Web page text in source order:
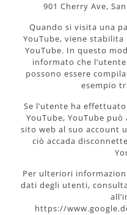
901 Cherry Ave,
Quando si visita una
YouTube, viene
YouTube. In questo
informato che
possono essere
esempio
Se l’utente ha
YouTube, YouTube
sito web al suo account
ciò accada
Per ulteriori
dati degli utenti,
https://